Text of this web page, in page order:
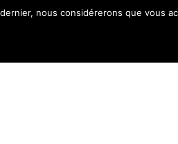
nous considérerons que vous